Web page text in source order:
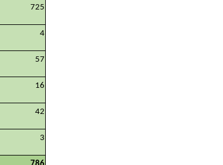
725
4
57
16
42
3